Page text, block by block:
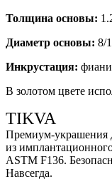
Толщина основы:
Диаметр основы: 8/
Инкрустация:
В золотом цвете
TIKVA
Премиум-украшения
из
ASTM F136.
Навсегда.